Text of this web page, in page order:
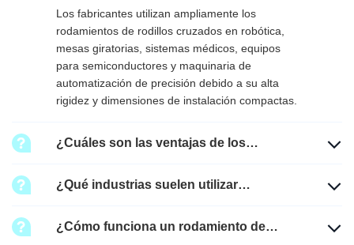
Los fabricantes utilizan ampliamente los
rodamientos de rodillos cruzados en robótica,
mesas giratorias, sistemas médicos, equipos
para semiconductores y maquinaria de
automatización de precisión debido a su alta
rigidez y dimensiones de instalación compactas.
¿Cuáles son las ventajas de los
¿Qué industrias suelen utilizar
¿Cómo funciona un rodamiento de